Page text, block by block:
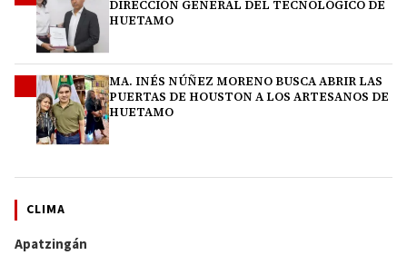
DIRECCIÓN GENERAL DEL TECNOLÓGICO DE
HUETAMO
MA. INÉS NÚÑEZ MORENO BUSCA ABRIR LAS
PUERTAS DE HOUSTON A LOS ARTESANOS DE
HUETAMO
CLIMA
Apatzingán